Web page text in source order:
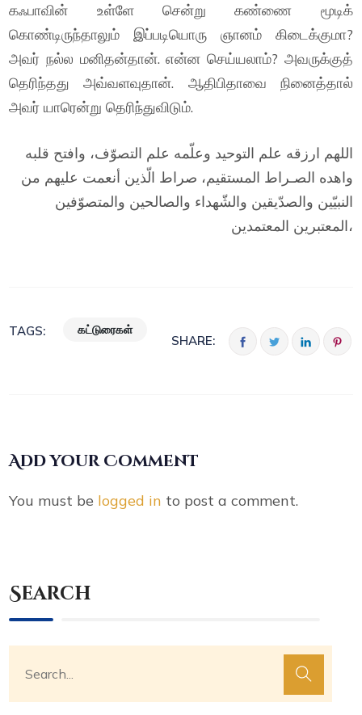
கஃபாவின் உள்ளே சென்று கண்ணை மூடிக்
கொண்டிருந்தாலும் இப்படியொரு ஞானம் கிடைக்குமா?
அவர் நல்ல மனிதன்தான். என்ன செய்யலாம்? அவருக்குத்
தெரிந்தது அவ்வளவுதான். ஆதிபிதாவை நினைத்தால்
அவர் யாரென்று தெரிந்துவிடும்.
اللهم ارزقه علم التوحيد وعلّمه علم التصوّف، وافتح قلبه
واهده الصـراط المستقيم، صراط الّذين أنعمت عليهم من
النبيّين والصدّيقين والشّهداء والصالحين والمتصوّفين
المعتبرين المعتمدين،
TAGS: கட்டுரைகள்
SHARE:
Add your Comment
You must be logged in to post a comment.
Search